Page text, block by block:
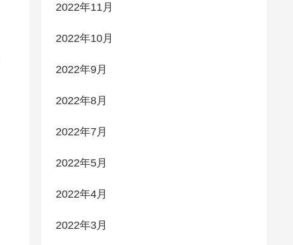
2022年11月
2022年10月
2022年9月
2022年8月
2022年7月
2022年5月
2022年4月
2022年3月